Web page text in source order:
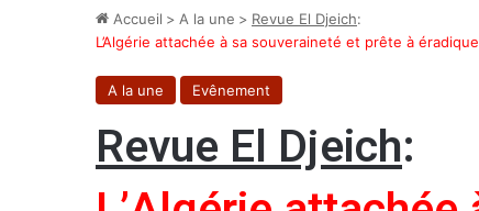
Accueil > A la une > Revue El Djeich:
L’Algérie attachée à sa souveraineté et prête à
A la une Evênement
Revue El Djeich: